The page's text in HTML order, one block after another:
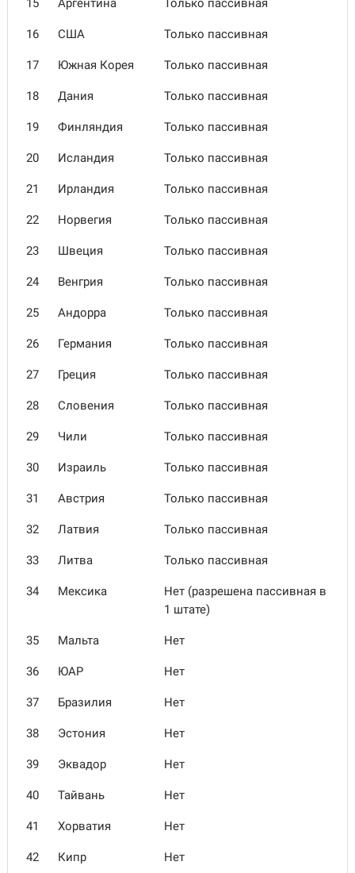
15 Аргентина Только пассивная
16 США Только пассивная
17 Южная Корея Только пассивная
18 Дания Только пассивная
19 Финляндия Только пассивная
20 Исландия Только пассивная
21 Ирландия Только пассивная
22 Норвегия Только пассивная
23 Швеция Только пассивная
24 Венгрия Только пассивная
25 Андорра Только пассивная
26 Германия Только пассивная
27 Греция Только пассивная
28 Словения Только пассивная
29 Чили Только пассивная
30 Израиль Только пассивная
31 Австрия Только пассивная
32 Латвия Только пассивная
33 Литва Только пассивная
34 Мексика
Нет (разрешена пассивная в
1 штате)
35 Мальта Нет
36 ЮАР Нет
37 Бразилия Нет
38 Эстония Нет
39 Эквадор Нет
40 Тайвань Нет
41 Хорватия Нет
42 Кипр Нет